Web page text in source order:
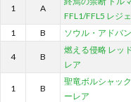
1 A
FFL1/FFL5 レジ
1 B ソウル・アドバ
4 B
燃える侵略 レッ
レア
1 B
聖竜ボルシャッ
ーレア